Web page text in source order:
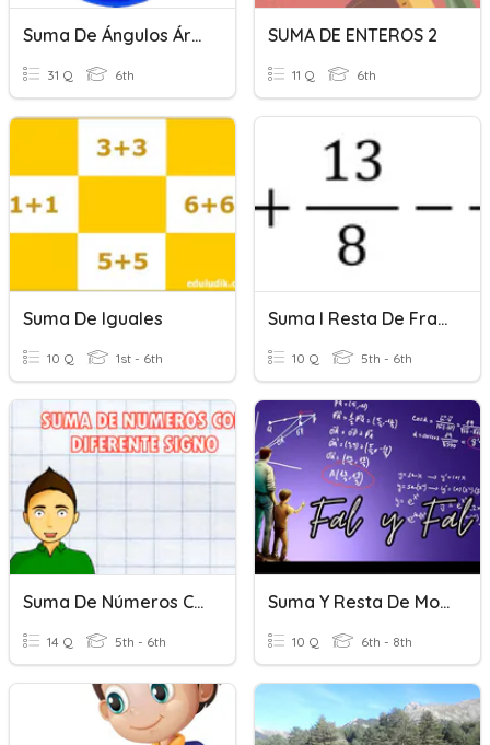
Suma De Ángulos Áreas
31 Q 6th
SUMA DE ENTEROS 2
11 Q 6th
Suma De Iguales
10 Q 1st - 6th
Suma I Resta De Fraccions
10 Q 5th - 6th
Suma De Números Con Diferente Signo
14 Q 5th - 6th
Suma Y Resta De Monomios
10 Q 6th - 8th